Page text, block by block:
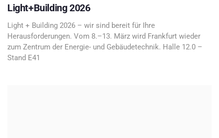
Light+Building 2026
Light + Building 2026 – wir sind bereit für Ihre
Herausforderungen. Vom 8.–13. März wird Frankfurt wieder
zum Zentrum der Energie- und Gebäudetechnik. Halle 12.0 –
Stand E41